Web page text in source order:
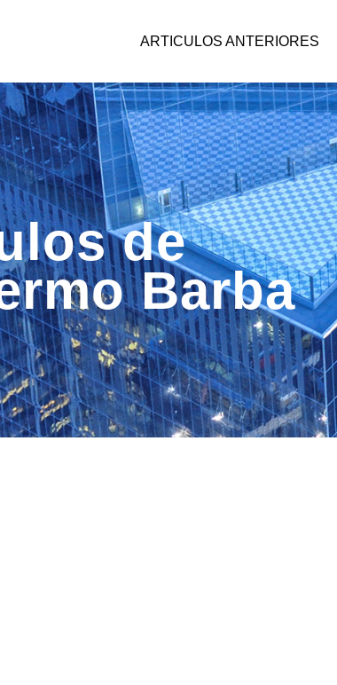
ARTICULOS ANTERIORES
de
Barba